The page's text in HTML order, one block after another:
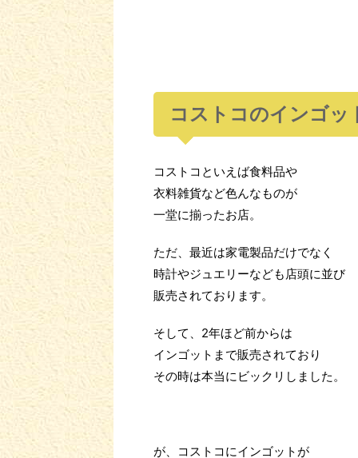
コストコのインゴッ
コストコといえば食料品や
衣料雑貨など色んなものが
一堂に揃ったお店。
ただ、最近は家電製品だけでなく
時計やジュエリーなども店頭に並び
販売されております。
そして、2年ほど前からは
インゴットまで販売されており
その時は本当にビックリしました。
が、コストコにインゴットが